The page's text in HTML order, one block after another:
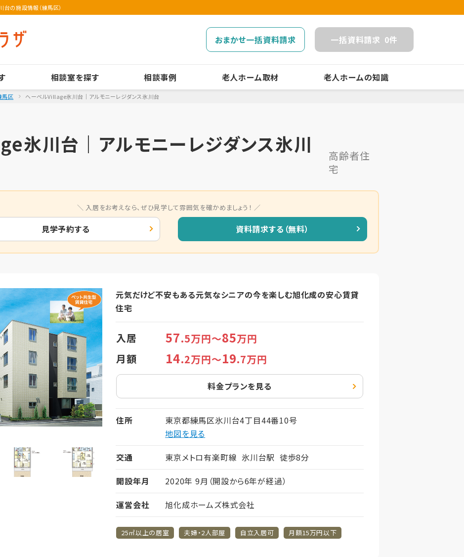
の施設情報（練馬区）
おまかせ一括資料請求 一括資料請求 0件
相談室を探す 相談事例 老人ホーム取材 老人ホームの知識
馬区 ヘーベルVillage氷川台｜アルモニーレジダンス氷川台
氷川台｜アルモニーレジダンス氷川
高齢者住
宅
入居をお考えなら、ぜひ見学して雰囲気を確かめましょう！
見学予約する 資料請求する（無料）
元気だけど不安もある元気なシニアの今を楽しむ旭化成の安心賃貸
住宅
入居 57.5万円～85万円
月額
14.2万円～19.7万円
料金プランを見る
住所
東京都練馬区氷川台4丁目44番10号
地図を見る
交通
東京メトロ有楽町線 氷川台駅 徒歩8分
開設年月
2020年 9月（開設から6年が経過）
運営会社
旭化成ホームズ株式会社
25㎡以上の居室 夫婦・2人部屋 自立入居可 月額15万円以下